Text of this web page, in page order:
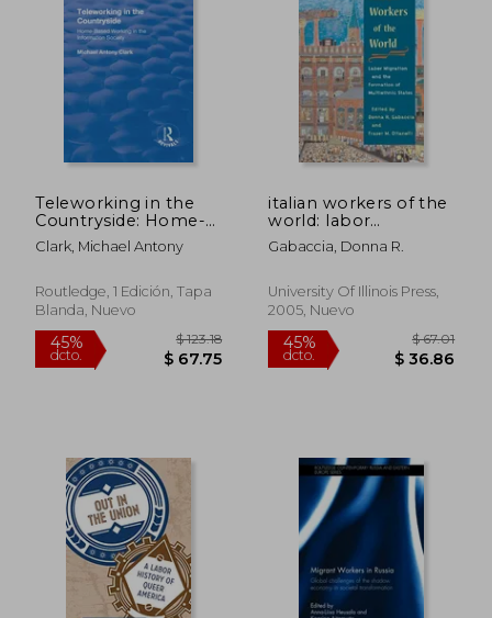
45%
dcto.
45%
dcto.
Teleworking in the
Countryside: Home-
Based Working in the
Information Society
Clark, Michael Antony
Routledge, 1 Edición, Tapa
Blanda, Nuevo
italian workers of the
world: labor
migration and the
formation of
Inglés)
Gabaccia, Donna R.
University Of Illinois Press,
2005, Nuevo